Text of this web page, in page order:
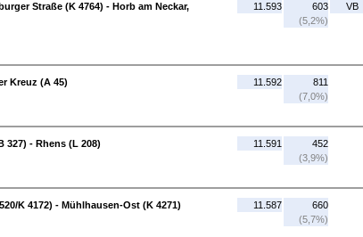
Straße (K 4764) - Horb am Neckar,
11.593
603
(5,2%)
VB
Kreuz (A 45)
11.592
811
(7,0%)
327) - Rhens (L 208)
11.591
452
(3,9%)
K 4172) - Mühlhausen-Ost (K 4271)
11.587
660
(5,7%)